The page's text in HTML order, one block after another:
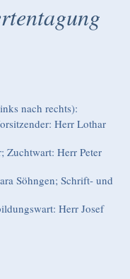
nach rechts):
Herr Lothar
Zuchtwart: Herr Peter
Söhngen; Schrift- und
Herr Josef